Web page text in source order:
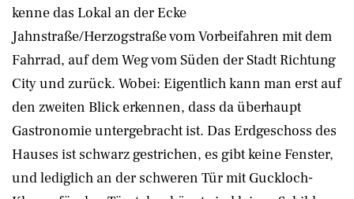
kenne das Lokal an der Ecke
Jahnstraße/Herzogstraße vom Vorbeifahren mit dem
Fahrrad, auf dem Weg vom Süden der Stadt Richtung
City und zurück. Wobei: Eigentlich kann man erst auf
den zweiten Blick erkennen, dass da überhaupt
Gastronomie untergebracht ist. Das Erdgeschoss des
Hauses ist schwarz gestrichen, es gibt keine Fenster,
und lediglich an der schweren Tür mit Guckloch-